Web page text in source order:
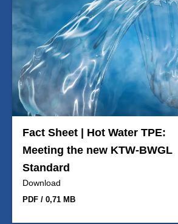
Fact Sheet | Hot Water TPE:
Meeting the new KTW-BWGL
Standard
Download
PDF / 0,71 MB